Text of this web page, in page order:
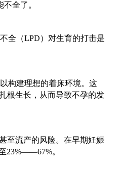
全了。
全（LPD）对生育的打击是
构建理想的着床环境。这
根生长，从而导致不孕的发
至流产的风险。在早期妊娠
23%——67%。